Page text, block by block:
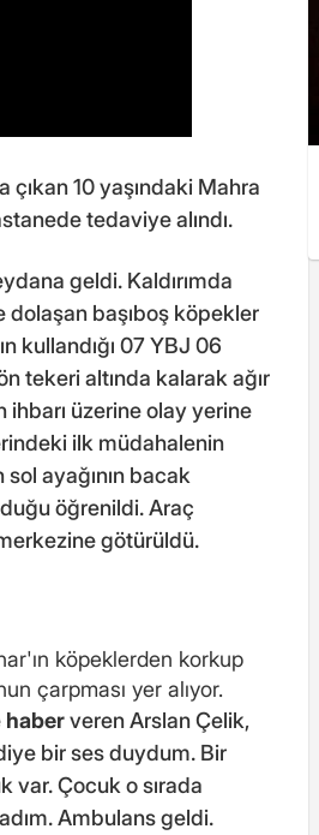
10 yaşındaki Mahra
tedaviye alındı.
geldi. Kaldırımda
dolaşan başıboş köpekler
kullandığı 07 YBJ 06
tekeri altında kalarak ağır
ihbarı üzerine olay yerine
ilk müdahalenin
ayağının bacak
öğrenildi. Araç
götürüldü.
köpeklerden korkup
çarpması yer alıyor.
haberveren Arslan Çelik,
bir ses duydum. Bir
var. Çocuk o sırada
Ambulans geldi.